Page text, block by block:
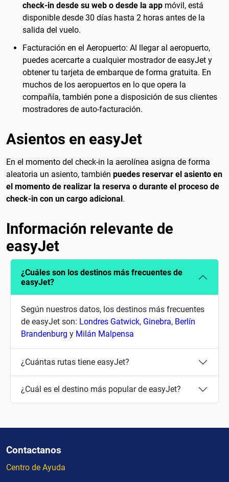
check-in desde su web o desde la app móvil, está
disponible desde 30 días hasta 2 horas antes de la
salida del vuelo.
Facturación en el Aeropuerto: Al llegar al aeropuerto,
puedes acercarte a cualquier mostrador de easyJet y
obtener tu tarjeta de embarque de forma gratuita. En
muchos de los aeropuertos en lo que opera la
compañía, también pone a disposición de sus clientes
mostradores de auto-facturación.
Asientos en easyJet
En el momento del check-in la aerolínea asigna de forma
aleatoria un asiento, también puedes reservar el asiento en
el momento de realizar la reserva o durante el proceso de
check-in con un cargo adicional.
Información relevante de
easyJet
¿Cuáles son los destinos más frecuentes de
easyJet?
Según nuestros datos, los destinos más frecuentes
de easyJet son: Londres Gatwick, Ginebra, Berlín
Brandenburg y Milán Malpensa
¿Cuántas rutas tiene easyJet?
¿Cuál es el destino más popular de easyJet?
Contactanos
Centro de Ayuda